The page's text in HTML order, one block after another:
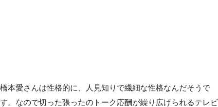
橋本愛さんは性格的に、人見知りで繊細な性格なんだそうで
す。なので切った張ったのトーク応酬が繰り広げられるテレビ